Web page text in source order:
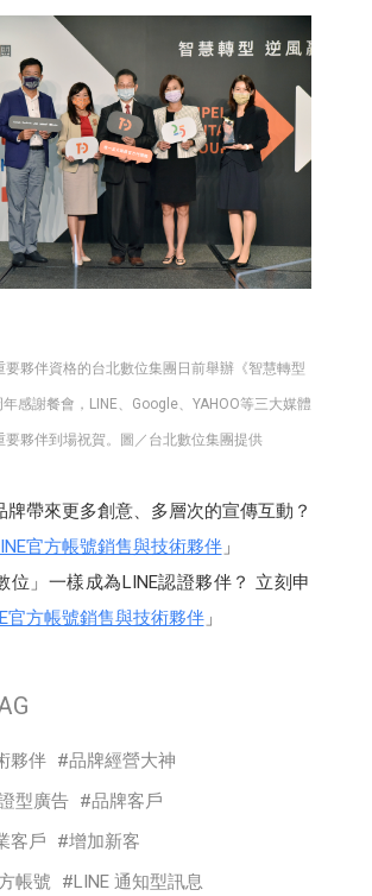
要夥伴資格的台北數位集團日前舉辦《智慧轉型
感謝餐會，LINE、Google、YAHOO等三大媒體
要夥伴到場祝賀。圖／台北數位集團提供
牌帶來更多創意、多層次的宣傳互動？
官方帳號銷售與技術夥伴」
位」一樣成為LINE認證夥伴？ 立刻申
官方帳號銷售與技術夥伴」
夥伴
品牌經營大神
型廣告
品牌客戶
客戶
增加新客
帳號
LINE 通知型訊息